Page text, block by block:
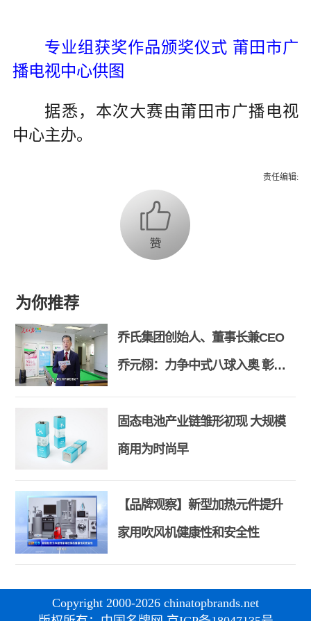
专业组获奖作品颁奖仪式 莆田市广
播电视中心供图
据悉，本次大赛由莆田市广播电视
中心主办。
责任编辑:
为你推荐
乔氏集团创始人、董事长兼CEO
乔元栩：力争中式八球入奥 彰显
和合共生精神
固态电池产业链雏形初现 大规模
商用为时尚早
【品牌观察】新型加热元件提升
家用吹风机健康性和安全性
Copyright 2000-2026 chinatopbrands.net